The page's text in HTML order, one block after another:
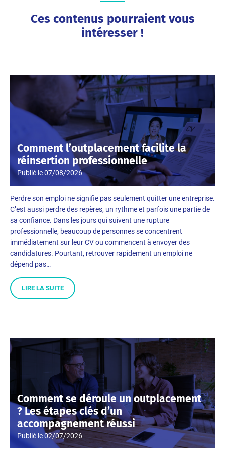
Ces contenus pourraient vous
intéresser !
Comment l’outplacement facilite la
réinsertion professionnelle
Publié le07/08/2026
Perdre son emploi ne signifie pas seulement quitter une entreprise.
C’est aussi perdre des repères, un rythme et parfois une partie de
sa confiance. Dans les jours qui suivent une rupture
professionnelle, beaucoup de personnes se concentrent
immédiatement sur leur CV ou commencent à envoyer des
candidatures. Pourtant, retrouver rapidement un emploi ne
dépend pas…
LIRE LA SUITE
Comment se déroule un outplacement
? Les étapes clés d’un
accompagnement réussi
Publié le02/07/2026